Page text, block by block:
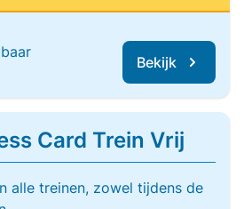
Bekijk
Card Trein Vrij
alle treinen, zowel tijdens de